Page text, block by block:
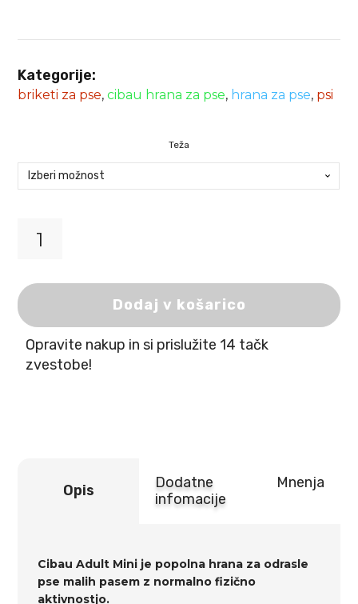
Kategorije:
briketi za pse,cibau hrana za pse, hrana za pse, psi
Teža
Mini
količina
Dodaj v košarico
Opravite nakup in si prislužite 14 tačk
zvestobe!
Opis
Dodatne
infomacije
Mnenja
Cibau Adult Mini je popolna hrana za odrasle
pse malih pasem z normalno fizično
aktivnostjo.